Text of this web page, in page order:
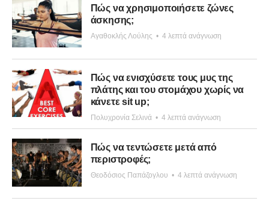
Πώς να χρησιμοποιήσετε ζώνες
άσκησης;
Αγαθοκλής Λούλης • 4 λεπτά ανάγνωση
Πώς να ενισχύσετε τους μυς της
πλάτης και του στομάχου χωρίς να
κάνετε sit up;
Πολυχρονία Σελινά • 4 λεπτά ανάγνωση
Πώς να τεντώσετε μετά από
περιστροφές;
Θεοδόσιος Παπάζογλου • 4 λεπτά ανάγνωση